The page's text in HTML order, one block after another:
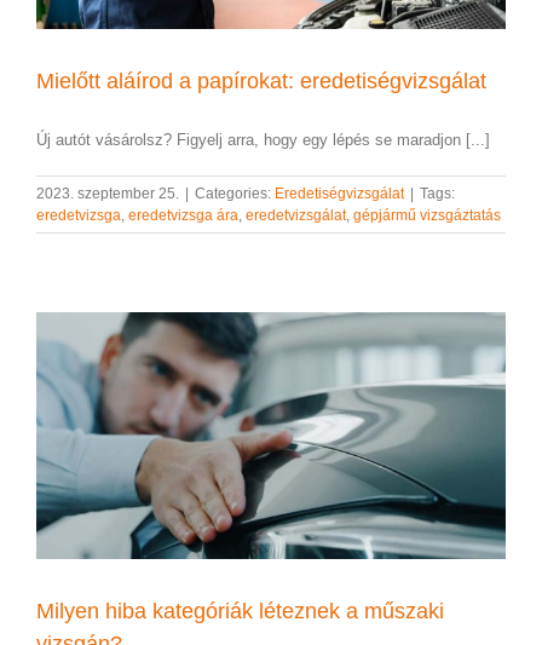
Mielőtt aláírod a papírokat: eredetiségvizsgálat
Új autót vásárolsz? Figyelj arra, hogy egy lépés se maradjon [...]
2023. szeptember 25. Categories: Eredetiségvizsgálat
Tags:
eredetvizsga, eredetvizsga ára, eredetvizsgálat, gépjármű vizsgáztatás
Milyen hiba kategóriák léteznek a műszaki